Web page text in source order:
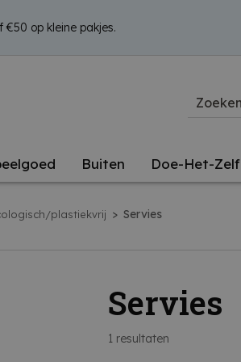
op kleine pakjes.
Buiten Doe-Het-Zelf
plastiekvrij > Servies
Servies
1 resultaten